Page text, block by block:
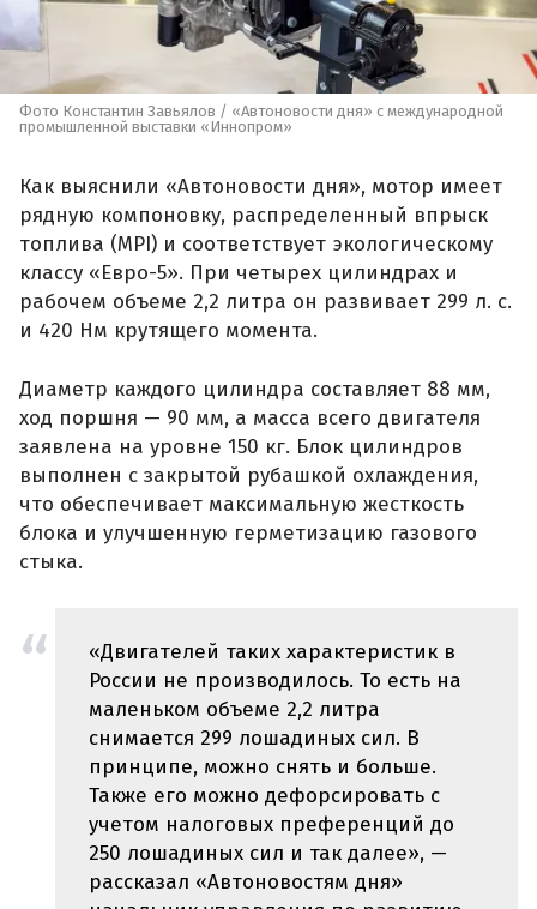
Фото Константин Завьялов / «Автоновости дня» с международной
промышленной выставки «Иннопром»
Как выяснили «Автоновости дня», мотор имеет
рядную компоновку, распределенный впрыск
топлива (MPI) и соответствует экологическому
классу «Евро-5». При четырех цилиндрах и
рабочем объеме 2,2 литра он развивает 299 л. с.
и 420 Нм крутящего момента.
Диаметр каждого цилиндра составляет 88 мм,
ход поршня — 90 мм, а масса всего двигателя
заявлена на уровне 150 кг. Блок цилиндров
выполнен с закрытой рубашкой охлаждения,
что обеспечивает максимальную жесткость
блока и улучшенную герметизацию газового
стыка.
«Двигателей таких характеристик в
России не производилось. То есть на
маленьком объеме 2,2 литра
снимается 299 лошадиных сил. В
принципе, можно снять и больше.
Также его можно дефорсировать с
учетом налоговых преференций до
250 лошадиных сил и так далее», —
рассказал «Автоновостям дня»